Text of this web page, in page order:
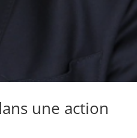
une action